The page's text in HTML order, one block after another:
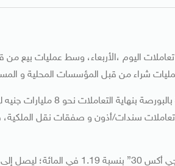
اليوم ،الأربعاء، وسط عمليات بيع
عمليات شراء من قبل المؤسسات المحلية و
82.9 مليار جنيه تضمن تعاملات سندات/أذون و صفقات